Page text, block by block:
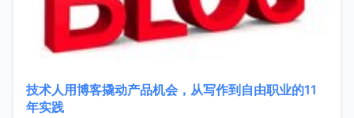
技术人用博客撬动产品机会，从写作到自由职业的11
年实践